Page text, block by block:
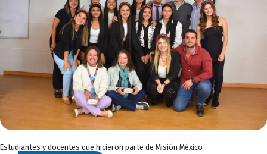
Estudiantes y docentes que hicieron parte de Misión México